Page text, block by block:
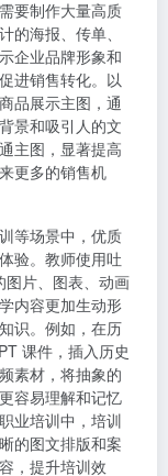
要制作大量高质
的海报、传单、
企业品牌形象和
进销售转化。以
品展示主图，通
景和吸引人的文
主图，显著提高
更多的销售机
等场景中，优质
验。教师使用吐
图片、图表、动画
内容更加生动形
识。例如，在历
课件，插入历史
素材，将抽象的
容易理解和记忆
业培训中，培训
的图文排版和案
，提升培训效